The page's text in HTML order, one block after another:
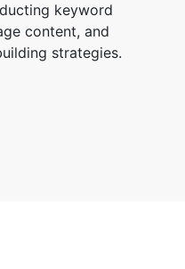
keyword
content, and
strategies.